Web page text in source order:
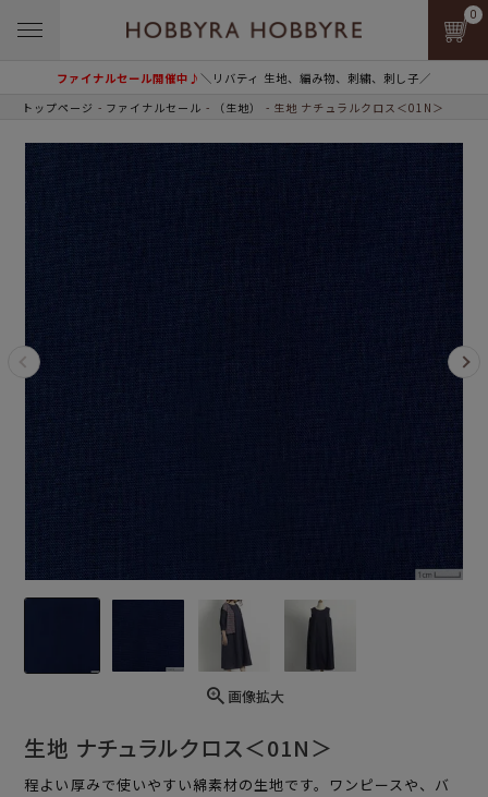
ファイナルセール開催中♪＼リバティ 生地、編み物、刺繍、刺し子／
0
トップページ ファイナルセール （生地） 生地 ナチュラルクロス＜01N＞
画像拡大
生地 ナチュラルクロス＜01N＞
程よい厚みで使いやすい綿素材の生地です。ワンピースや、バ